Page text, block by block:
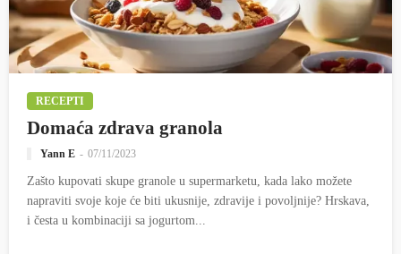
RECEPTI
Domaća zdrava granola
Yann E 07/11/2023
Zašto kupovati skupe granole u supermarketu, kada lako možete
napraviti svoje koje će biti ukusnije, zdravije i povoljnije? Hrskava,
i česta u kombinaciji sa jogurtom...